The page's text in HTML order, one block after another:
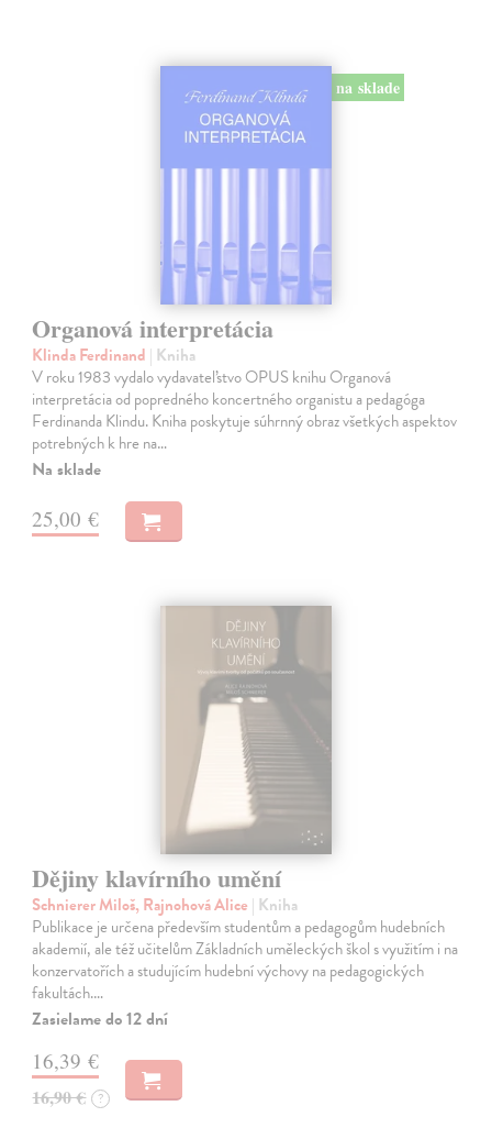
na sklade
Organová interpretácia
Klinda Ferdinand | Kniha
V roku 1983 vydalo vydavateľstvo OPUS knihu Organová
interpretácia od popredného koncertného organistu a pedagóga
Ferdinanda Klindu. Kniha poskytuje súhrnný obraz všetkých aspektov
potrebných k hre na…
Na sklade
25,00 €
Dějiny klavírního umění
Schnierer Miloš, Rajnohová Alice | Kniha
Publikace je určena především studentům a pedagogům hudebních
akademií, ale též učitelům Základních uměleckých škol s využitím i na
konzervatořích a studujícím hudební výchovy na pedagogických
fakultách.…
Zasielame do 12 dní
16,39 €
16,90 € ?